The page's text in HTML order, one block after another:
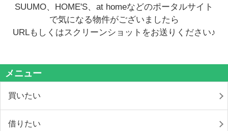
SUUMO、HOME'S、at homeなどのポータルサイト
で気になる物件がございましたら
URLもしくはスクリーンショットをお送りください♪
メニュー
買いたい
借りたい